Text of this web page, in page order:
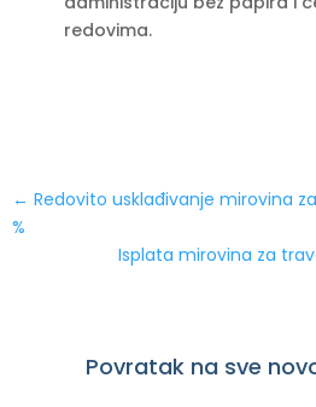
redovima.
← Redovito usklađivanje mirovina
%
Isplata mirovina za
Povratak na sve